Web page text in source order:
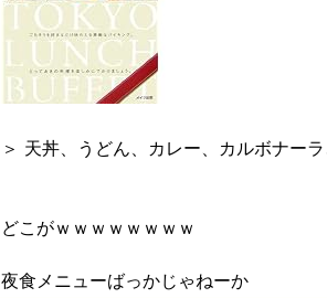
＞ 天丼、うどん、カレー、カルボナー
どこがｗｗｗｗｗｗｗｗ
夜食メニューばっかじゃねーか